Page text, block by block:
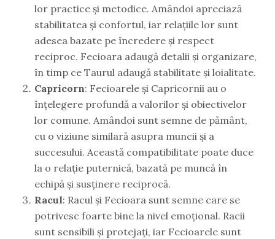
lor practice și metodice. Amândoi apreciază
stabilitatea și confortul, iar relațiile lor sunt
adesea bazate pe încredere și respect
reciproc. Fecioara adaugă detalii și organizare,
în timp ce Taurul adaugă stabilitate și loialitate.
Capricorn: Fecioarele și Capricornii au o
înțelegere profundă a valorilor și obiectivelor
lor comune. Amândoi sunt semne de pământ,
cu o viziune similară asupra muncii și a
succesului. Această compatibilitate poate duce
la o relație puternică, bazată pe muncă în
echipă și susținere reciprocă.
Racul: Racul și Fecioara sunt semne care se
potrivesc foarte bine la nivel emoțional. Racii
sunt sensibili și protejați, iar Fecioarele sunt